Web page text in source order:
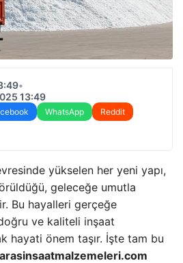
•
13:49
WhatsApp
Reddit
yükselen her yeni yapı,
geleceğe umutla
Bu hayalleri gerçeğe
ve kaliteli inşaat
hayati önem taşır. İşte tam bu